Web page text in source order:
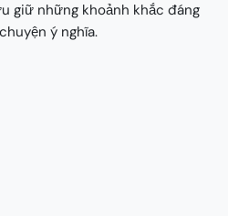
giữ những khoảnh khắc đáng
ý nghĩa.